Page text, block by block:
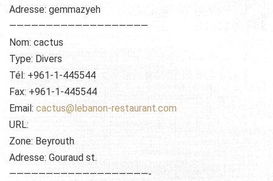
Adresse: gemmazyeh
———————————————————
Nom: cactus
Type: Divers
Tél: +961-1-445544
Fax: +961-1-445544
Email: cactus@lebanon-restaurant.com
URL:
Zone: Beyrouth
Adresse: Gouraud st.
———————————————————-